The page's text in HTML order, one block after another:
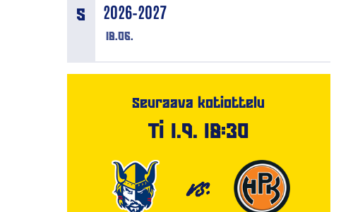
18.06.
2026–2027
Seuraava kotiottelu
Ti 1.9. 18:30
VS.